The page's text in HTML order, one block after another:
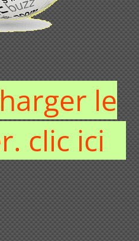
le
clic ici